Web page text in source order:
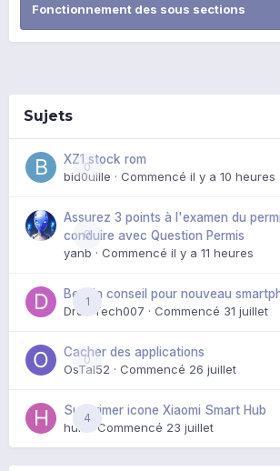
Fonctionnement des sous sections
Sujets
0
XZ1 stock rom
bid0uille · Commencé il y a 10 heures
0
Assurez 3 points à l'examen du
conduire avec Question Permis
yanb · Commencé il y a 11 heures
1
Besoin conseil pour nouveau
DroidTech007 · Commencé 31 juillet
0
Cacher des applications
OsTal52 · Commencé 26 juillet
4
Supprimer icone Xiaomi Smart Hub
huik · Commencé 23 juillet